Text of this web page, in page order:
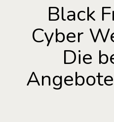
Black
Cyber
Die